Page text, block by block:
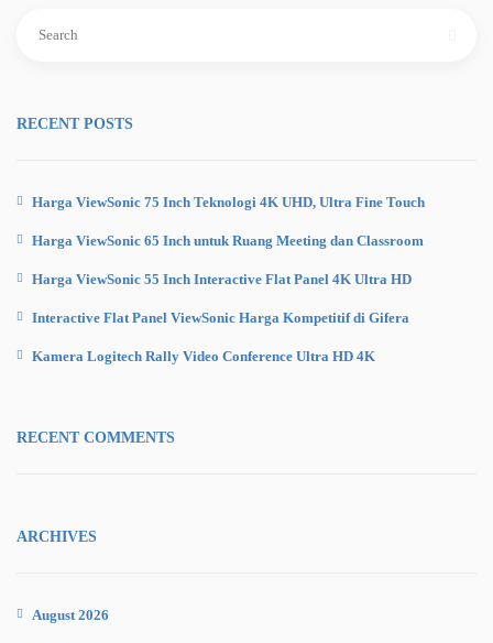
RECENT POSTS
Harga ViewSonic 75 Inch Teknologi 4K UHD, Ultra Fine Touch
Harga ViewSonic 65 Inch untuk Ruang Meeting dan Classroom
Harga ViewSonic 55 Inch Interactive Flat Panel 4K Ultra HD
Interactive Flat Panel ViewSonic Harga Kompetitif di Gifera
Kamera Logitech Rally Video Conference Ultra HD 4K
RECENT COMMENTS
ARCHIVES
August 2026